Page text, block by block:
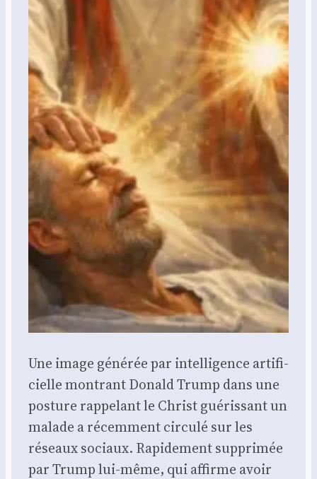
Une image géné­rée par intel­li­gence arti­fi­
cielle mon­trant Donald Trump dans une
pos­ture rap­pe­lant le Christ gué­ris­sant un
malade a récem­ment cir­cu­lé sur les
réseaux sociaux. Rapi­de­ment sup­pri­mée
par Trump lui-même, qui affirme avoir